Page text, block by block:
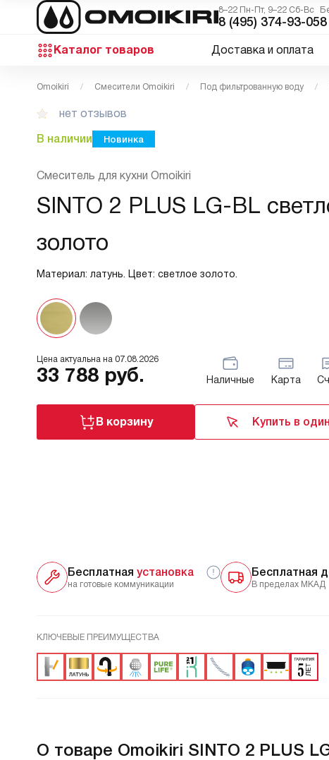
8–22 Пн-Пт, 9–22 Сб-Вс
8 (495) 374-93-05
Каталог товаров Доставка и оплата
Omoikiri Смесители Omoikiri Под фильтрованную воду
нет отзывов
В наличии Новинка
Смеситель для кухни Omoikiri
SINTO 2 PLUS LG-BL
золото
Материал: латунь. Цвет: светлое золото.
Цена актуальна на 07.08.2026
33 788 руб. Наличные Карта
В корзину Купить в
Бесплатная
В пределах МКАД
Бесплатная установка
на готовые коммуникации
КЛЮЧЕВЫЕ ПРЕИМУЩЕСТВА
О товаре Omoikiri SINTO 2 PLUS